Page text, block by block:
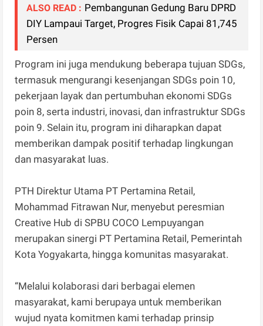
ALSO READ : Pembangunan Gedung Baru DPRD
DIY Lampaui Target, Progres Fisik Capai 81,745
Persen
Program ini juga mendukung beberapa tujuan SDGs,
termasuk mengurangi kesenjangan SDGs poin 10,
pekerjaan layak dan pertumbuhan ekonomi SDGs
poin 8, serta industri, inovasi, dan infrastruktur SDGs
poin 9. Selain itu, program ini diharapkan dapat
memberikan dampak positif terhadap lingkungan
dan masyarakat luas.
PTH Direktur Utama PT Pertamina Retail,
Mohammad Fitrawan Nur, menyebut peresmian
Creative Hub di SPBU COCO Lempuyangan
merupakan sinergi PT Pertamina Retail, Pemerintah
Kota Yogyakarta, hingga komunitas masyarakat.
“Melalui kolaborasi dari berbagai elemen
masyarakat, kami berupaya untuk memberikan
wujud nyata komitmen kami terhadap prinsip